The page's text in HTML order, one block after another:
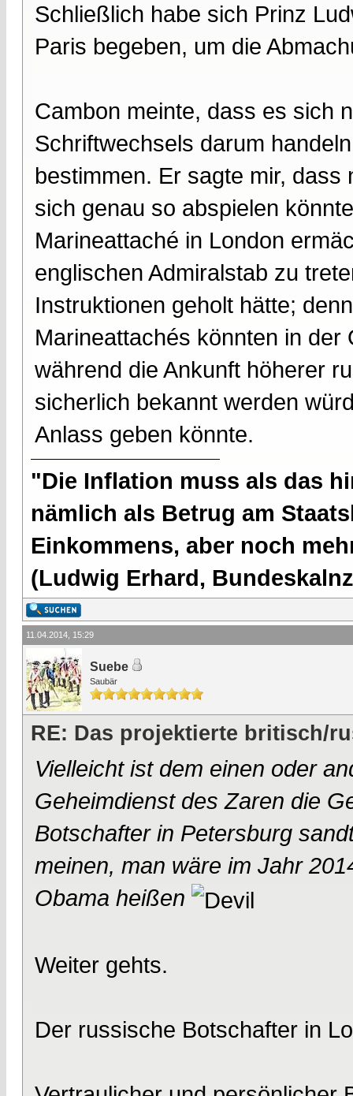
Schließlich habe sich Prinz
Paris begeben, um die
Cambon meinte, dass es sich
Schriftwechsels darum
bestimmen. Er sagte mir,
sich genau so abspielen
Marineattaché in London
englischen Admiralstab zu
Instruktionen geholt hätte;
Marineattachés könnten in
während die Ankunft höherer
sicherlich bekannt werden
Anlass geben könnte.
"Die Inflation muss als das
nämlich als Betrug am
Einkommens, aber noch
(Ludwig Erhard,
11.04.2014, 15:29
Suebe
Saubär
RE: Das projektierte britisch/
Vielleicht ist dem einen oder
Geheimdienst des Zaren die
Botschafter in Petersburg
meinen, man wäre im Jahr
Obama heißen
Weiter gehts.
Der russische Botschafter in